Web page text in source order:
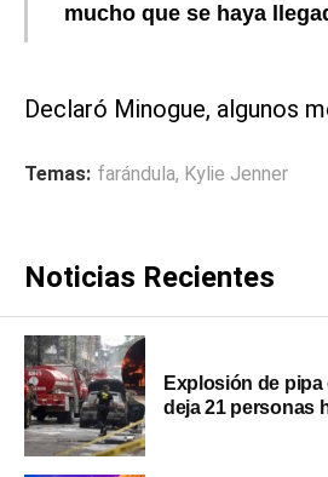
mucho que se haya
Declaró Minogue, algunos
Temas: farándula, Kylie Jenner
Noticias Recientes
Explosión de
deja 21 personas